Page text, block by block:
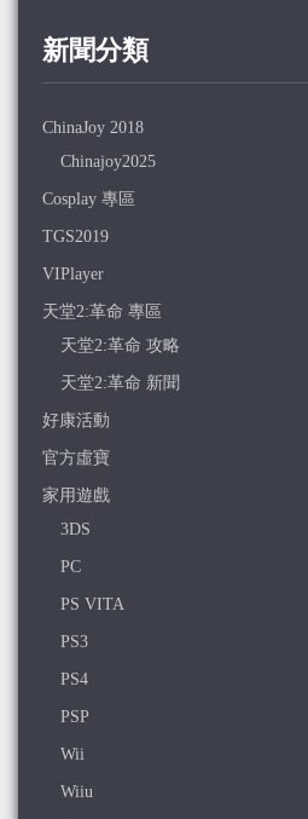
新聞分類
ChinaJoy 2018
Chinajoy2025
Cosplay 專區
TGS2019
VIPlayer
天堂2:革命 專區
天堂2:革命 攻略
天堂2:革命 新聞
好康活動
官方虛寶
家用遊戲
3DS
PC
PS VITA
PS3
PS4
PSP
Wii
Wiiu